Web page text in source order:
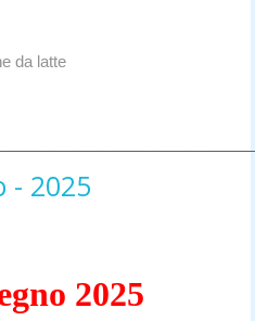
da latte
- 2025
2025